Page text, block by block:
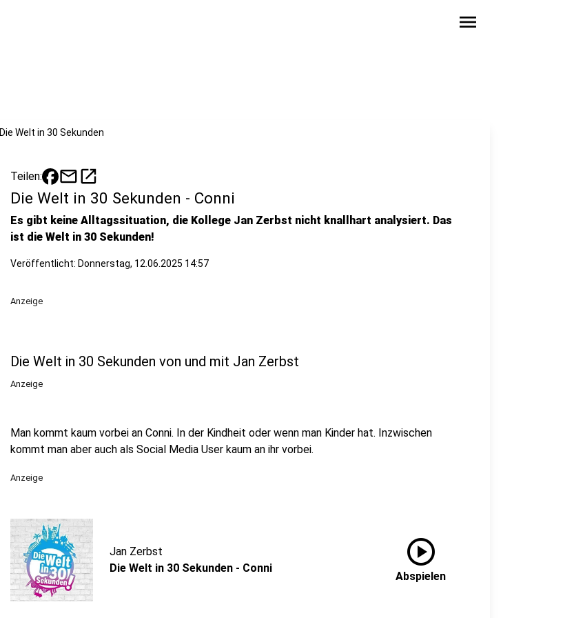
menu
Die Welt in 30 Sekunden
Teilen: mailopen_in_new
Die Welt in 30 Sekunden - Conni
Es gibt keine Alltagssituation, die Kollege Jan Zerbst nicht knallhart analysiert. Das
ist die Welt in 30 Sekunden!
Veröffentlicht: Donnerstag, 12.06.2025 14:57
Anzeige
Die Welt in 30 Sekunden von und mit Jan Zerbst
Anzeige
Man kommt kaum vorbei an Conni. In der Kindheit oder wenn man Kinder hat. Inzwischen
kommt man aber auch als Social Media User kaum an ihr vorbei.
Anzeige
Jan Zerbst
Die Welt in 30 Sekunden - Conni
play_circle
Abspielen